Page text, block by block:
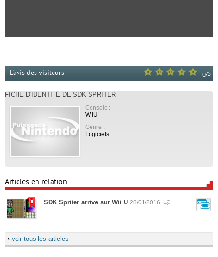
0/5
L'avis des visiteurs
FICHE D'IDENTITÉ DE SDK SPRITER
Console :
WiiU
Genre :
Logiciels
Articles en relation
SDK Spriter arrive sur Wii U 28/01/2016
› voir tous les articles